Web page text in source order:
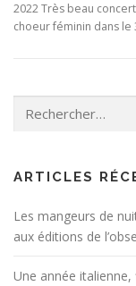
2022 Très beau
choeur féminin dans
ARTICLES
Les mangeurs de
aux éditions de
Une année